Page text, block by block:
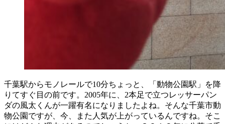
千葉駅からモノレールで10分ちょっと、「動物公園駅」を降
りてすぐ目の前です。2005年に、2本足で立つレッサーパン
ダの風太くんが一躍有名になりましたよね。そんな千葉市動
物公園ですが、今、また人気が上がっているんですね。そこ